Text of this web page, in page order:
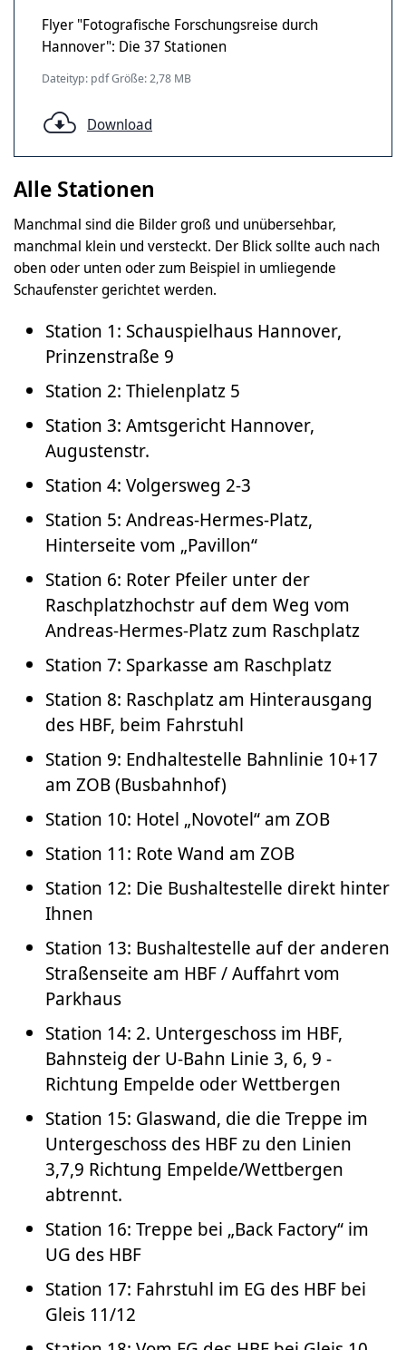
Flyer "Fotografische Forschungsreise durch
Hannover": Die 37 Stationen
Dateityp: pdf Größe: 2,78 MB
Download
Alle Stationen
Manchmal sind die Bilder groß und unübersehbar,
manchmal klein und versteckt. Der Blick sollte auch nach
oben oder unten oder zum Beispiel in umliegende
Schaufenster gerichtet werden.
Station 1: Schauspielhaus Hannover,
Prinzenstraße 9
Station 2: Thielenplatz 5
Station 3: Amtsgericht Hannover,
Augustenstr.
Station 4: Volgersweg 2-3
Station 5: Andreas-Hermes-Platz,
Hinterseite vom „Pavillon“
Station 6: Roter Pfeiler unter der
Raschplatzhochstr auf dem Weg vom
Andreas-Hermes-Platz zum Raschplatz
Station 7: Sparkasse am Raschplatz
Station 8: Raschplatz am Hinterausgang
des HBF, beim Fahrstuhl
Station 9: Endhaltestelle Bahnlinie 10+17
am ZOB (Busbahnhof)
Station 10: Hotel „Novotel“ am ZOB
Station 11: Rote Wand am ZOB
Station 12: Die Bushaltestelle direkt hinter
Ihnen
Station 13: Bushaltestelle auf der anderen
Straßenseite am HBF / Auffahrt vom
Parkhaus
Station 14: 2. Untergeschoss im HBF,
Bahnsteig der U-Bahn Linie 3, 6, 9 -
Richtung Empelde oder Wettbergen
Station 15: Glaswand, die die Treppe im
Untergeschoss des HBF zu den Linien
3,7,9 Richtung Empelde/Wettbergen
abtrennt.
Station 16: Treppe bei „Back Factory“ im
UG des HBF
Station 17: Fahrstuhl im EG des HBF bei
Gleis 11/12